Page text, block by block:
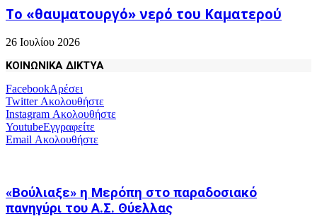
Το «θαυματουργό» νερό του Καματερού
26 Ιουλίου 2026
ΚΟΙΝΩΝΙΚΑ ΔΙΚΤΥΑ
FacebookΑρέσει
TwitterΑκολουθήστε
Instagram Ακολουθήστε
YoutubeΕγγραφείτε
Email Ακολουθήστε
«Βούλιαξε» η Μερόπη στο παραδοσιακό
πανηγύρι του Α.Σ. Θύελλας